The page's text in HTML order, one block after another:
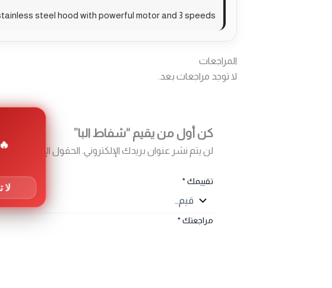
steel hood with powerful motor and 3 speeds.
المراجعات
لا توجد مراجعات بعد.
كن أول من يقيم “شفاط البا”
لن يتم نشر عنوان بريدك الإلكتروني. الحقول الإلزامية
تقييمك*
مراجعتك*